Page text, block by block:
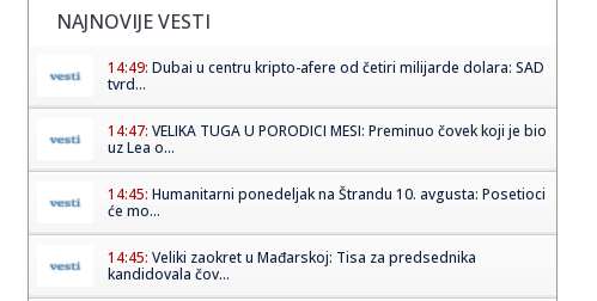
NAJNOVIJE VESTI
14:49: Dubai u centru kripto-afere od četiri milijarde dolara: SAD
tvrd...
14:47: VELIKA TUGA U PORODICI MESI: Preminuo čovek koji je bio
uz Lea o...
14:45: Humanitarni ponedeljak na Štrandu 10. avgusta: Posetioci
će mo...
14:45: Veliki zaokret u Mađarskoj: Tisa za predsednika
kandidovala čov...